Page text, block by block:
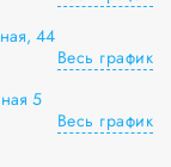
44
Весь график
5
Весь график